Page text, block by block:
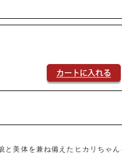
美体を兼ね備えたヒカリちゃ